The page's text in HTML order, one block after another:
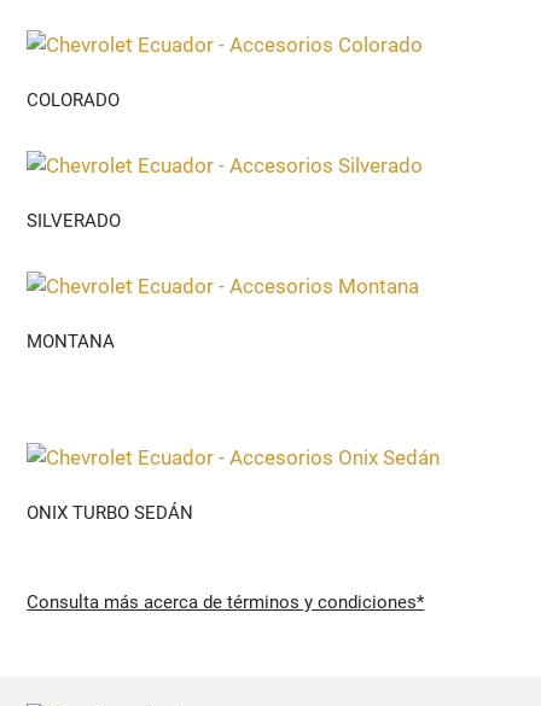
COLORADO
SILVERADO
MONTANA
ONIX TURBO SEDÁN
Consulta más acerca de términos y condiciones*